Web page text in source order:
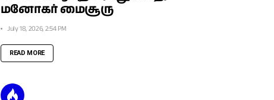
மனோகர் மைசூரு
July 18, 2026, 2:54 PM
READ MORE